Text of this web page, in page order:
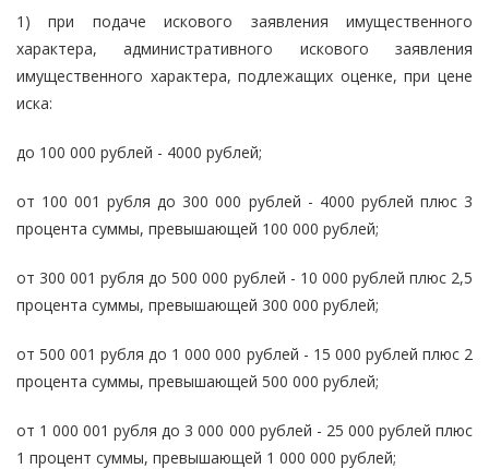
1) при подаче искового заявления имущественного
характера, административного искового заявления
имущественного характера, подлежащих оценке, при цене
иска:
до 100 000 рублей - 4000 рублей;
от 100 001 рубля до 300 000 рублей - 4000 рублей плюс 3
процента суммы, превышающей 100 000 рублей;
от 300 001 рубля до 500 000 рублей - 10 000 рублей плюс 2,5
процента суммы, превышающей 300 000 рублей;
от 500 001 рубля до 1 000 000 рублей - 15 000 рублей плюс 2
процента суммы, превышающей 500 000 рублей;
от 1 000 001 рубля до 3 000 000 рублей - 25 000 рублей плюс
1 процент суммы, превышающей 1 000 000 рублей;